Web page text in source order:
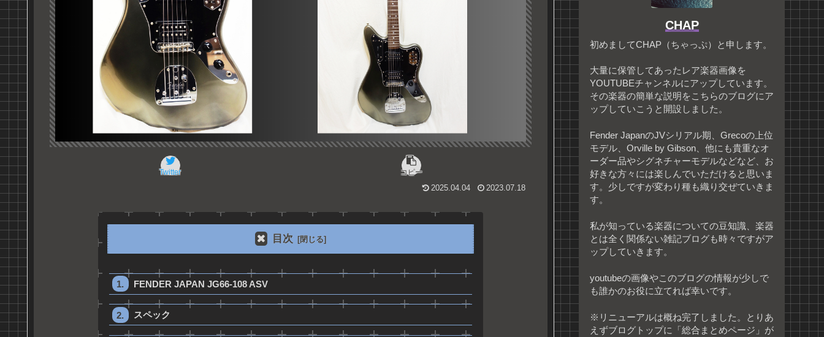
Twitter
コピー
2025.04.04
2023.07.18
目次
FENDER JAPAN JG66-108 ASV
スペック
CHAP
初めましてCHAP（ちゃっぷ）と申します。
大量に保管してあったレア楽器画像を
YOUTUBEチャンネルにアップしています。
その楽器の簡単な説明をこちらのブログにア
ップしていこうと開設しました。
Fender JapanのJVシリアル期、Grecoの上位
モデル、Orville by Gibson、他にも貴重なオ
ーダー品やシグネチャーモデルなどなど、お
好きな方々には楽しんでいただけると思いま
す。少しですが変わり種も織り交ぜていきま
す。
私が知っている楽器についての豆知識、楽器
とは全く関係ない雑記ブログも時々ですがア
ップしていきます。
youtubeの画像やこのブログの情報が少しで
も誰かのお役に立てれば幸いです。
※リニューアルは概ね完了しました。とりあ
えずブログトップに「総合まとめページ」が